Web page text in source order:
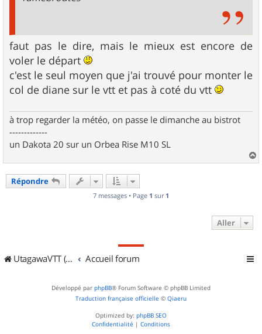
faut pas le dire, mais le mieux est encore de
voler le départ
c'est le seul moyen que j'ai trouvé pour monter le
col de diane sur le vtt et pas à coté du vtt
à trop regarder la météo, on passe le dimanche au bistrot
-------------
un Dakota 20 sur un Orbea Rise M10 SL
a
Répondre
7 messages • Page 1 sur 1
Aller
UtagawaVTT (Randos VTT et VTTAE avec traces GPS) Accueil forum
Développé par phpBB® Forum Software © phpBB Limited
Traduction française officielle © Qiaeru
Optimized by: phpBB SEO
Confidentialité | Conditions